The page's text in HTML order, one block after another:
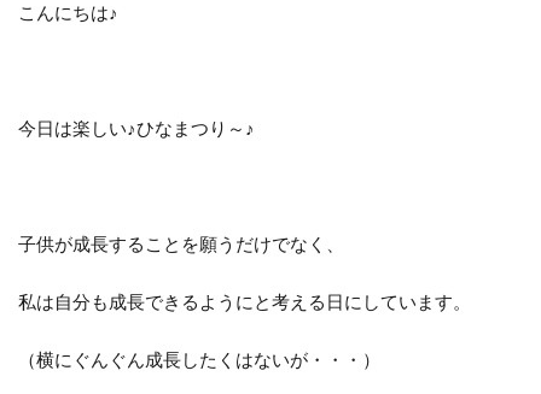
こんにちは♪
今日は楽しい♪ひなまつり～♪
子供が成長することを願うだけでなく、
私は自分も成長できるようにと考える日にしています。
（横にぐんぐん成長したくはないが・・・）